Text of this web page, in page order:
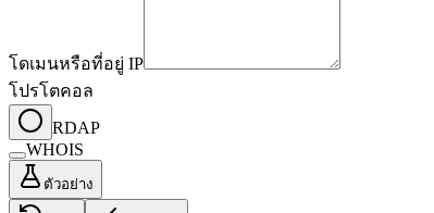
โดเมนหรือที่อยู่ IP
โปรโตคอล
RDAP
WHOIS
ตัวอย่าง